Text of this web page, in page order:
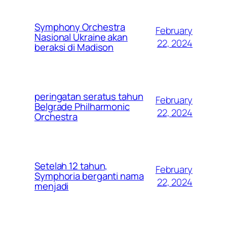
Symphony Orchestra
Nasional Ukraine akan
beraksi di Madison
February
22, 2024
peringatan seratus tahun
Belgrade Philharmonic
Orchestra
February
22, 2024
Setelah 12 tahun,
Symphoria berganti nama
menjadi
February
22, 2024